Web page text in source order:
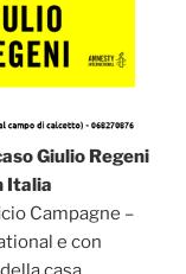
Giulio Regeni
Italia
Campagne –
e con